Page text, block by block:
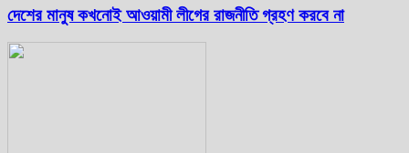
দেশের মানুষ কখনোই আওয়ামী লীগের রাজনীতি গ্রহণ করবে না